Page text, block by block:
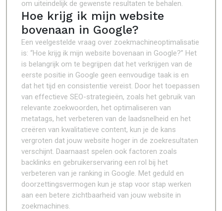
om uiteindelijk de gewenste resultaten te behalen.
Hoe krijg ik mijn website
bovenaan in Google?
Een veelgestelde vraag over zoekmachineoptimalisatie
is: “Hoe krijg ik mijn website bovenaan in Google?” Het
is belangrijk om te begrijpen dat het verkrijgen van de
eerste positie in Google geen eenvoudige taak is en
dat het tijd en consistentie vereist. Door het toepassen
van effectieve SEO-strategieën, zoals het gebruik van
relevante zoekwoorden, het optimaliseren van
metatags, het verbeteren van de laadsnelheid en het
creëren van kwalitatieve content, kun je de kans
vergroten dat jouw website hoger in de zoekresultaten
verschijnt. Daarnaast spelen ook factoren zoals
backlinks en gebruikerservaring een rol bij het
verbeteren van je ranking in Google. Met geduld en
doorzettingsvermogen kun je stap voor stap werken
aan een betere zichtbaarheid van jouw website in
zoekmachines.